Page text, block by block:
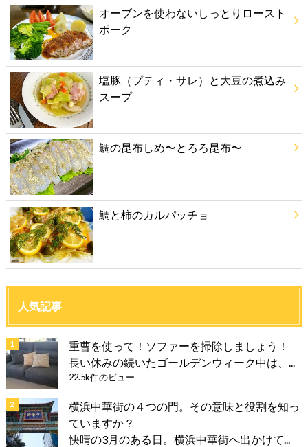
オーブンを使わないしっとりロースト
ポーク
塩豚（プティ・サレ）と大豆の煮込み
スープ
鯛の昆布しめ〜とろろ昆布〜
鯛と柿のカルパッチョ
人気記事
重曹を使って！ソファーを掃除しましょう！
長い休みの続いたゴールデンウィーク中は、...
22.5k件のビュー
横浜中華街の４つの門。その意味と役割を知っ
ていますか？
快晴の3月のある日。横浜中華街へ出かけて...